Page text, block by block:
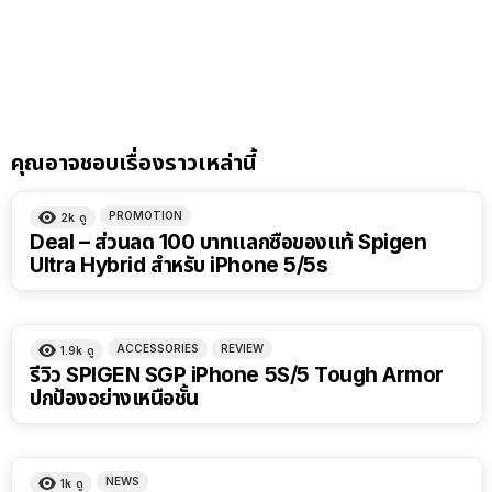
คุณอาจชอบเรื่องราวเหล่านี้
2k ดู PROMOTION
Deal – ส่วนลด 100 บาทแลกซื้อของแท้ Spigen
Ultra Hybrid สำหรับ iPhone 5/5s
1.9k ดู ACCESSORIES REVIEW
รีวิว SPIGEN SGP iPhone 5S/5 Tough Armor
ปกป้องอย่างเหนือชั้น
1k ดู NEWS